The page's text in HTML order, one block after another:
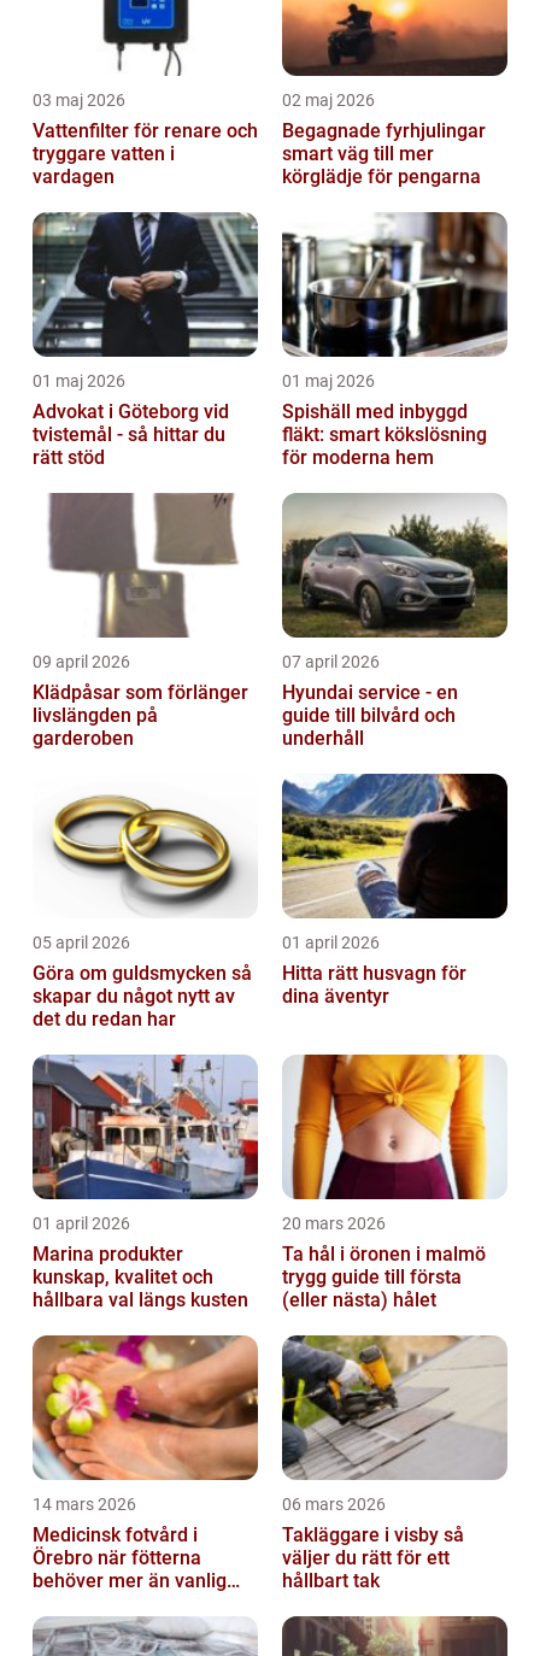
03 maj 2026
Vattenfilter för renare och
tryggare vatten i
vardagen
02 maj 2026
Begagnade fyrhjulingar
smart väg till mer
körglädje för pengarna
01 maj 2026
Advokat i Göteborg vid
tvistemål - så hittar du
rätt stöd
01 maj 2026
Spishäll med inbyggd
fläkt: smart kökslösning
för moderna hem
09 april 2026
Klädpåsar som förlänger
livslängden på
garderoben
07 april 2026
Hyundai service - en
guide till bilvård och
underhåll
05 april 2026
Göra om guldsmycken så
skapar du något nytt av
det du redan har
01 april 2026
Hitta rätt husvagn för
dina äventyr
01 april 2026
Marina produkter
kunskap, kvalitet och
hållbara val längs kusten
20 mars 2026
Ta hål i öronen i malmö
trygg guide till första
(eller nästa) hålet
14 mars 2026
Medicinsk fotvård i
Örebro när fötterna
behöver mer än vanlig
06 mars 2026
Takläggare i visby så
väljer du rätt för ett
hållbart tak